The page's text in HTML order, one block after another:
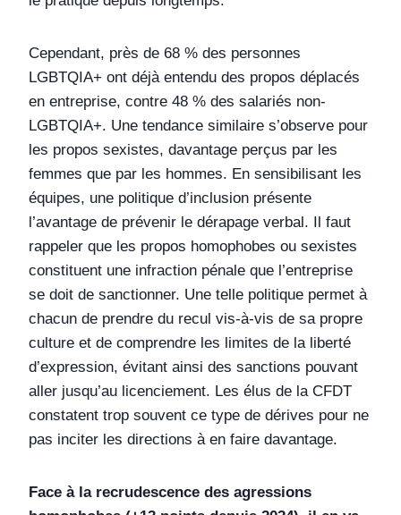
Cependant, près de 68 % des personnes
LGBTQIA+ ont déjà entendu des propos déplacés
en entreprise, contre 48 % des salariés non-
LGBTQIA+. Une tendance similaire s’observe pour
les propos sexistes, davantage perçus par les
femmes que par les hommes. En sensibilisant les
équipes, une politique d’inclusion présente
l’avantage de prévenir le dérapage verbal. Il faut
rappeler que les propos homophobes ou sexistes
constituent une infraction pénale que l’entreprise
se doit de sanctionner. Une telle politique permet à
chacun de prendre du recul vis-à-vis de sa propre
culture et de comprendre les limites de la liberté
d’expression, évitant ainsi des sanctions pouvant
aller jusqu’au licenciement. Les élus de la CFDT
constatent trop souvent ce type de dérives pour ne
pas inciter les directions à en faire davantage.
Face à la recrudescence des agressions